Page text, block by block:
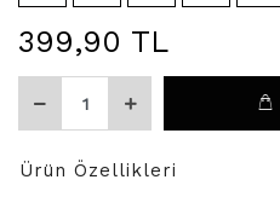
399,90 TL
Ürün Özellikleri